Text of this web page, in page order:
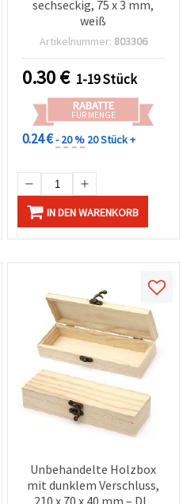
sechseckig, 75 x 3 mm,
weiß
Artikelnummer: 803306
0.30€ 1-19 Stück
RABATTE
FÜR MENGE
0.24 €- 20 % 20 Stück +
IN DEN WARENKORB
Unbehandelte Holzbox
mit dunklem Verschluss,